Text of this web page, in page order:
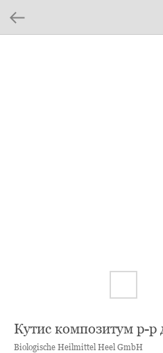
Кутис композитум р-
Biologische Heilmittel Heel GmbH